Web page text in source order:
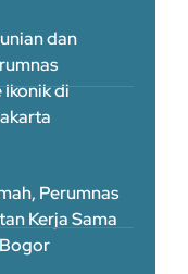
dan
Ikonik di
Perumnas
Kerja Sama